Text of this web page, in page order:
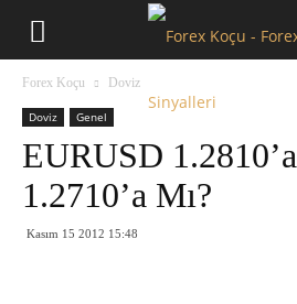
Forex Koçu Doviz
Doviz Genel
EURUSD
1.2710’a Mı?
Kasım 15 2012 15:48